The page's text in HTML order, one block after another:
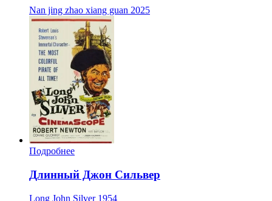
Nan jing zhao xiang guan 2025
Подробнее
Длинный Джон Сильвер
Long John Silver 1954